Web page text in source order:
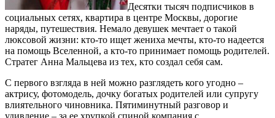
Десятки тысяч подписчиков в
социальных сетях, квартира в центре Москвы, дорогие
наряды, путешествия. Немало девушек мечтает о такой
люксовой жизни: кто-то ищет жениха мечты, кто-то надеется
на помощь Вселенной, а кто-то принимает помощь родителей.
Стратег Анна Мальцева из тех, кто создал себя сам.
С первого взгляда в ней можно разглядеть кого угодно –
актрису, фотомодель, дочку богатых родителей или супругу
влиятельного чиновника. Пятиминутный разговор и
удивление – за ее хрупкой спиной компания с